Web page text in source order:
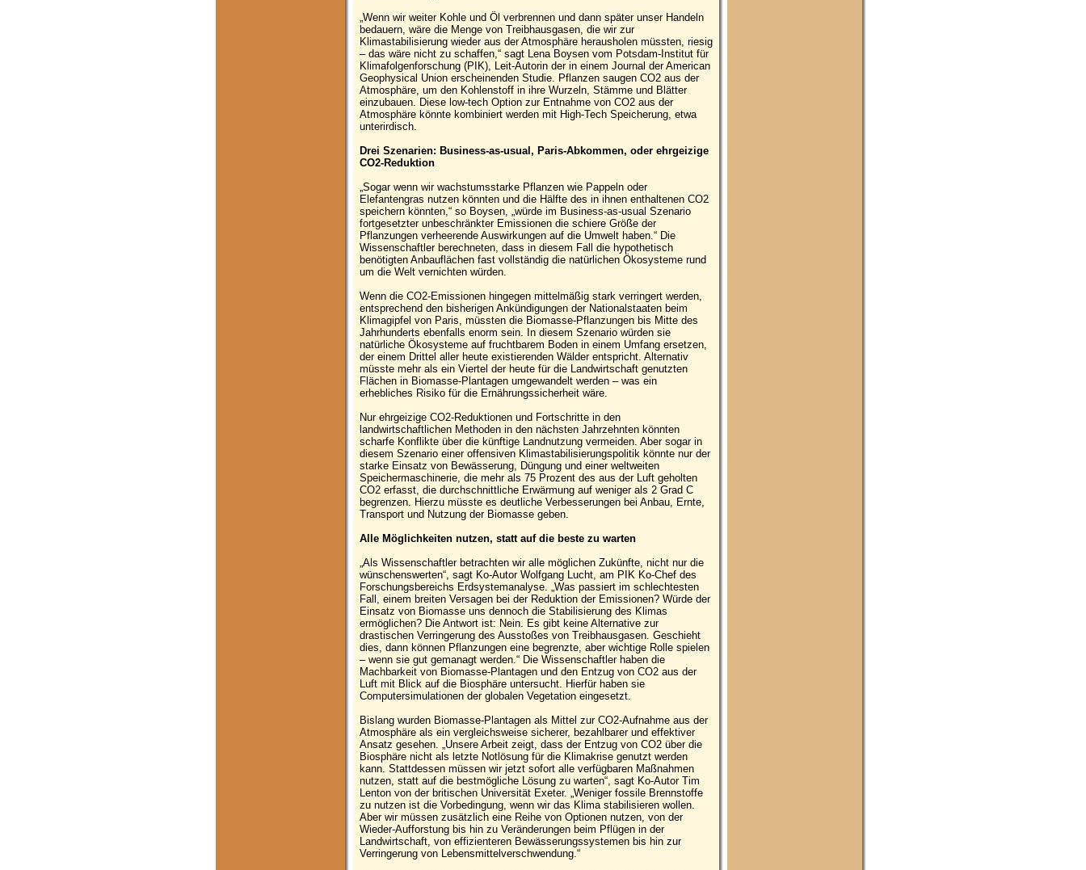
„Wenn wir weiter Kohle und Öl verbrennen und dann später unser Handeln
bedauern, wäre die Menge von Treibhausgasen, die wir zur
Klimastabilisierung wieder aus der Atmosphäre herausholen müssten, riesig
– das wäre nicht zu schaffen,“ sagt Lena Boysen vom Potsdam-Institut für
Klimafolgenforschung (PIK), Leit-Autorin der in einem Journal der American
Geophysical Union erscheinenden Studie. Pflanzen saugen CO2 aus der
Atmosphäre, um den Kohlenstoff in ihre Wurzeln, Stämme und Blätter
einzubauen. Diese low-tech Option zur Entnahme von CO2 aus der
Atmosphäre könnte kombiniert werden mit High-Tech Speicherung, etwa
unterirdisch.
Drei Szenarien: Business-as-usual, Paris-Abkommen, oder ehrgeizige
CO2-Reduktion
„Sogar wenn wir wachstumsstarke Pflanzen wie Pappeln oder
Elefantengras nutzen könnten und die Hälfte des in ihnen enthaltenen CO2
speichern könnten,“ so Boysen, „würde im Business-as-usual Szenario
fortgesetzter unbeschränkter Emissionen die schiere Größe der
Pflanzungen verheerende Auswirkungen auf die Umwelt haben.“ Die
Wissenschaftler berechneten, dass in diesem Fall die hypothetisch
benötigten Anbauflächen fast vollständig die natürlichen Ökosysteme rund
um die Welt vernichten würden.
Wenn die CO2-Emissionen hingegen mittelmäßig stark verringert werden,
entsprechend den bisherigen Ankündigungen der Nationalstaaten beim
Klimagipfel von Paris, müssten die Biomasse-Pflanzungen bis Mitte des
Jahrhunderts ebenfalls enorm sein. In diesem Szenario würden sie
natürliche Ökosysteme auf fruchtbarem Boden in einem Umfang ersetzen,
der einem Drittel aller heute existierenden Wälder entspricht. Alternativ
müsste mehr als ein Viertel der heute für die Landwirtschaft genutzten
Flächen in Biomasse-Plantagen umgewandelt werden – was ein
erhebliches Risiko für die Ernährungssicherheit wäre.
Nur ehrgeizige CO2-Reduktionen und Fortschritte in den
landwirtschaftlichen Methoden in den nächsten Jahrzehnten könnten
scharfe Konflikte über die künftige Landnutzung vermeiden. Aber sogar in
diesem Szenario einer offensiven Klimastabilisierungspolitik könnte nur der
starke Einsatz von Bewässerung, Düngung und einer weltweiten
Speichermaschinerie, die mehr als 75 Prozent des aus der Luft geholten
CO2 erfasst, die durchschnittliche Erwärmung auf weniger als 2 Grad C
begrenzen. Hierzu müsste es deutliche Verbesserungen bei Anbau, Ernte,
Transport und Nutzung der Biomasse geben.
Alle Möglichkeiten nutzen, statt auf die beste zu warten
„Als Wissenschaftler betrachten wir alle möglichen Zukünfte, nicht nur die
wünschenswerten“, sagt Ko-Autor Wolfgang Lucht, am PIK Ko-Chef des
Forschungsbereichs Erdsystemanalyse. „Was passiert im schlechtesten
Fall, einem breiten Versagen bei der Reduktion der Emissionen? Würde der
Einsatz von Biomasse uns dennoch die Stabilisierung des Klimas
ermöglichen? Die Antwort ist: Nein. Es gibt keine Alternative zur
drastischen Verringerung des Ausstoßes von Treibhausgasen. Geschieht
dies, dann können Pflanzungen eine begrenzte, aber wichtige Rolle spielen
– wenn sie gut gemanagt werden.“ Die Wissenschaftler haben die
Machbarkeit von Biomasse-Plantagen und den Entzug von CO2 aus der
Luft mit Blick auf die Biosphäre untersucht. Hierfür haben sie
Computersimulationen der globalen Vegetation eingesetzt.
Bislang wurden Biomasse-Plantagen als Mittel zur CO2-Aufnahme aus der
Atmosphäre als ein vergleichsweise sicherer, bezahlbarer und effektiver
Ansatz gesehen. „Unsere Arbeit zeigt, dass der Entzug von CO2 über die
Biosphäre nicht als letzte Notlösung für die Klimakrise genutzt werden
kann. Stattdessen müssen wir jetzt sofort alle verfügbaren Maßnahmen
nutzen, statt auf die bestmögliche Lösung zu warten“, sagt Ko-Autor Tim
Lenton von der britischen Universität Exeter. „Weniger fossile Brennstoffe
zu nutzen ist die Vorbedingung, wenn wir das Klima stabilisieren wollen.
Aber wir müssen zusätzlich eine Reihe von Optionen nutzen, von der
Wieder-Aufforstung bis hin zu Veränderungen beim Pflügen in der
Landwirtschaft, von effizienteren Bewässerungssystemen bis hin zur
Verringerung von Lebensmittelverschwendung.“